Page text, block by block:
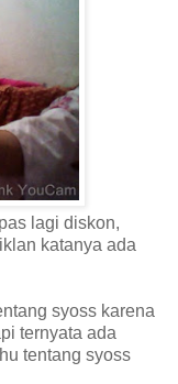
lagi diskon,
katanya ada
syoss karena
ternyata ada
tentang syoss